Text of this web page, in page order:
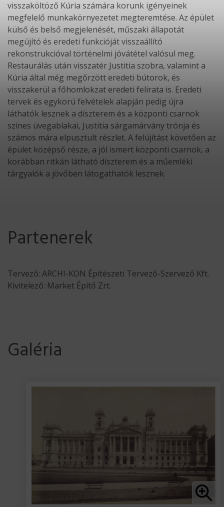
visszaköltöző Kúria számára korunk igényeinek
megfelelő munkakörnyezetet megteremtése. Az épület
külső és belső megjelenését, műszaki állapotát
megújító és eredeti funkcióját visszaállító
rekonstrukcióval történelmi jóvátétel valósul meg.
Restaurálás után visszatér Justitia szobra, valamint a
Kúria által még megőrzött eredeti bútorok, és
visszakerül a főhomlokzat eredeti felirata is. Eredeti
tervek és egykorú felvételek alapján pedig újra
láthatók lesznek a díszterem és a központi csarnok
színes üvegablakai, Justitia sárgamárvány trónja és
számos mára elpusztult részlet. A felújítást követően az
épület középső része, a jól ismert központi csarnok, a
korábban ritkán látható díszterem és a műemléki
tárgyalók a jövőben látogathatók lesznek.
Partenerek
Tervező: ARCHI-KON Építészeti Tervező-Szervező Kft.
Kivitelező: Market Építő Zrt.
Galéria